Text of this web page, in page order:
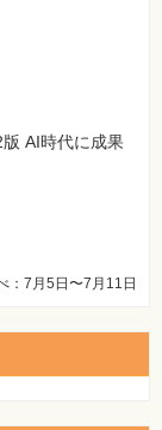
ーがインストー
るか判断でき
えられます。
適切ではありま
。
版 AI時代に成果
：7月5日〜7月11日